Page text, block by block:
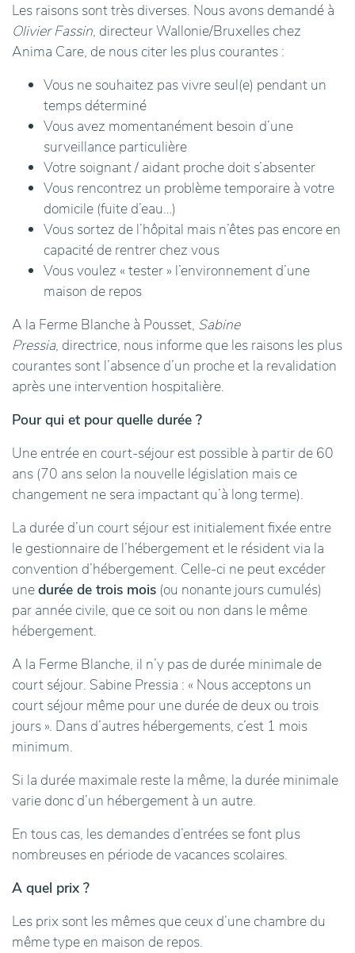
Les raisons sont très diverses. Nous avons demandé à
Olivier Fassin, directeur Wallonie/Bruxelles chez
Anima Care, de nous citer les plus courantes :
Vous ne souhaitez pas vivre seul(e) pendant un
temps déterminé
Vous avez momentanément besoin d’une
surveillance particulière
Votre soignant / aidant proche doit s’absenter
Vous rencontrez un problème temporaire à votre
domicile (fuite d’eau…)
Vous sortez de l’hôpital mais n’êtes pas encore en
capacité de rentrer chez vous
Vous voulez « tester » l’environnement d’une
maison de repos
A la Ferme Blanche à Pousset, Sabine
Pressia, directrice, nous informe que les raisons les plus
courantes sont l’absence d’un proche et la revalidation
après une intervention hospitalière.
Pour qui et pour quelle durée ?
Une entrée en court-séjour est possible à partir de 60
ans (70 ans selon la nouvelle législation mais ce
changement ne sera impactant qu’à long terme).
La durée d’un court séjour est initialement fixée entre
le gestionnaire de l’hébergement et le résident via la
convention d’hébergement. Celle-ci ne peut excéder
unedurée de trois mois (ou nonante jours cumulés)
par année civile, que ce soit ou non dans le même
hébergement.
A la Ferme Blanche, il n’y pas de durée minimale de
court séjour. Sabine Pressia : « Nous acceptons un
court séjour même pour une durée de deux ou trois
jours ». Dans d’autres hébergements, c’est 1 mois
minimum.
Si la durée maximale reste la même, la durée minimale
varie donc d’un hébergement à un autre.
En tous cas, les demandes d’entrées se font plus
nombreuses en période de vacances scolaires.
A quel prix ?
Les prix sont les mêmes que ceux d’une chambre du
même type en maison de repos.